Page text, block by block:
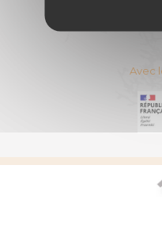
Avec